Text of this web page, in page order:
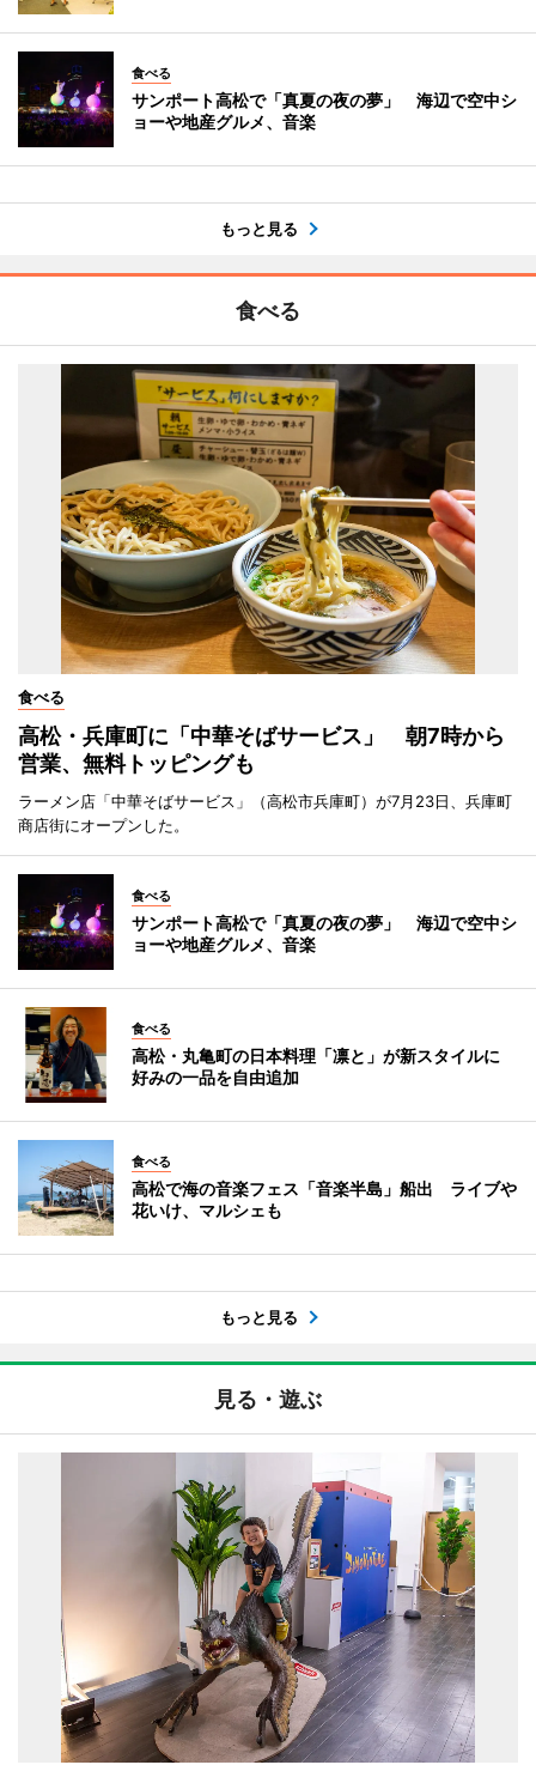
食べる
サンポート高松で「真夏の夜の夢」 海辺で空中シ
ョーや地産グルメ、音楽
もっと見る
食べる
食べる
高松・兵庫町に「中華そばサービス」 朝7時から
営業、無料トッピングも
ラーメン店「中華そばサービス」（高松市兵庫町）が7月23日、兵庫町
商店街にオープンした。
食べる
サンポート高松で「真夏の夜の夢」 海辺で空中シ
ョーや地産グルメ、音楽
食べる
高松・丸亀町の日本料理「凛と」が新スタイルに
好みの一品を自由追加
食べる
高松で海の音楽フェス「音楽半島」船出 ライブや
花いけ、マルシェも
もっと見る
見る・遊ぶ